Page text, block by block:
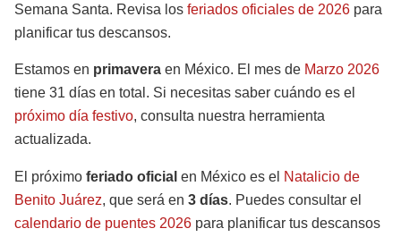
Semana Santa. Revisa los feriados oficiales de 2026 para
planificar tus descansos.
Estamos en primavera en México. El mes de Marzo 2026
tiene 31 días en total. Si necesitas saber cuándo es el
próximo día festivo, consulta nuestra herramienta
actualizada.
El próximo feriado oficial en México es el Natalicio de
Benito Juárez, que será en 3 días. Puedes consultar el
calendario de puentes 2026 para planificar tus descansos